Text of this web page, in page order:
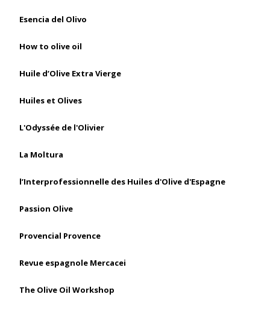
Esencia del Olivo
How to olive oil
Huile d’Olive Extra Vierge
Huiles et Olives
L'Odyssée de l'Olivier
La Moltura
l’Interprofessionnelle des Huiles d'Olive d'Espagne
Passion Olive
Provencial Provence
Revue espagnole Mercacei
The Olive Oil Workshop